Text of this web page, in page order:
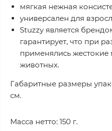
мягкая нежная
универсален для
Stuzzy является
гарантирует, что при
применялись жестокие
животных.
Габаритные размеры
см.
Масса нетто: 150 г.